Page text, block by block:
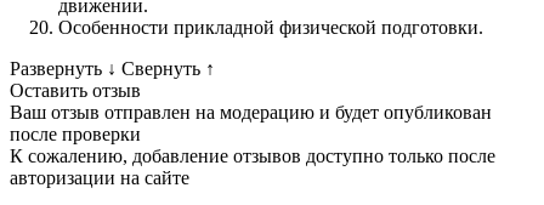
движении.
Особенности прикладной физической подготовки.
Развернуть ↓ Свернуть ↑
Оставить отзыв
Ваш отзыв отправлен на модерацию и будет опубликован
после проверки
К сожалению, добавление отзывов доступно только после
авторизации на сайте